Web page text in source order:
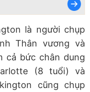
là người chụp
Thân vương và
cả bức chân dung
(8 tuổi) và
cũng chụp